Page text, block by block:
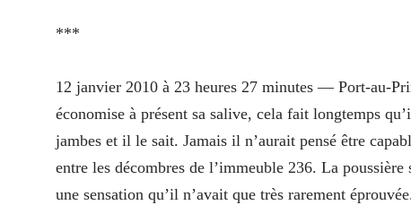
***
12 janvier 2010 à 23 heures 27 minutes — Port-au-
économise à présent sa salive, cela fait longtemps
jambes et il le sait. Jamais il n’aurait pensé être
entre les décombres de l’immeuble 236. La poussière
une sensation qu’il n’avait que très rarement